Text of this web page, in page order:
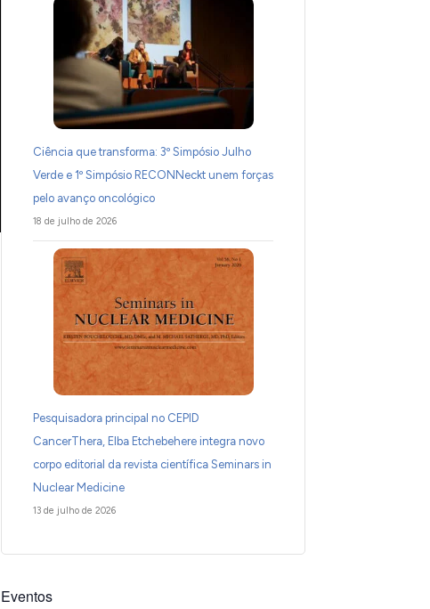
Ciência que transforma: 3º Simpósio Julho
Verde e 1º Simpósio RECONNeckt unem forças
pelo avanço oncológico
18 de julho de 2026
Pesquisadora principal no CEPID
CancerThera, Elba Etchebehere integra novo
corpo editorial da revista científica Seminars in
Nuclear Medicine
13 de julho de 2026
Eventos